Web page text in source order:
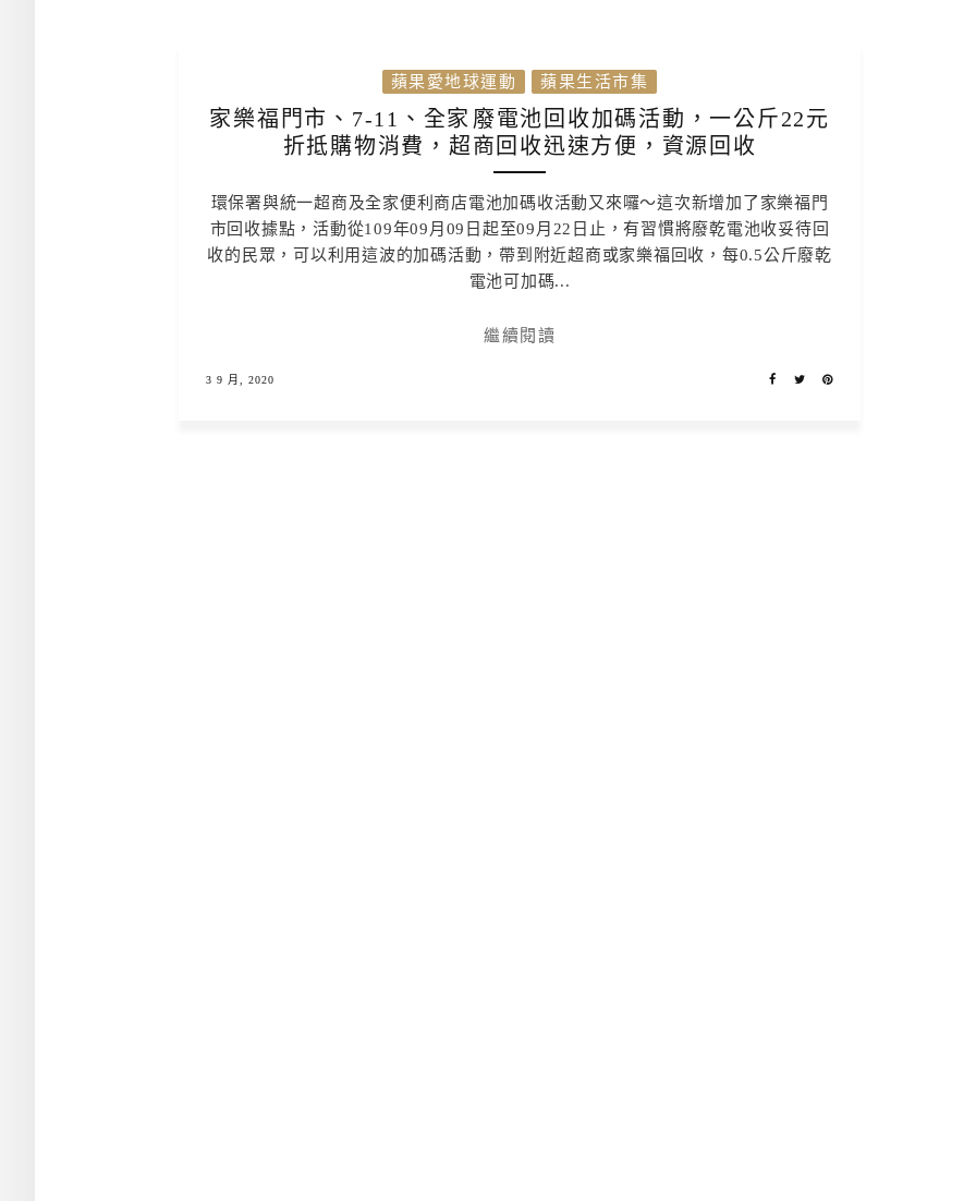
蘋果愛地球運動 蘋果生活市集
家樂福門市、7-11、全家⁣廢電池回收加碼活動，一公斤22元
折抵購物消費，超商回收迅速方便，資源回收
環保署與統一超商及全家便利商店電池加碼收活動又來囉～這次新增加了家樂福門
市回收據點，活動從109年09月09日起至09月22日止，有習慣將廢乾電池收妥待回
收的民眾，可以利用這波的加碼活動，帶到附近超商或家樂福回收，每0.5公斤廢乾
電池可加碼...
繼續閱讀
3 9 月, 2020